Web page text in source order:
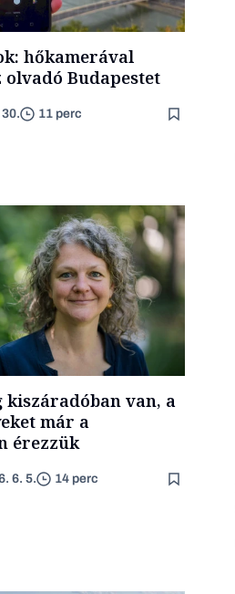
hőkamerával
olvadó Budapestet
11 perc
kiszáradóban van, a
már a
érezzük
6. 5. 14 perc